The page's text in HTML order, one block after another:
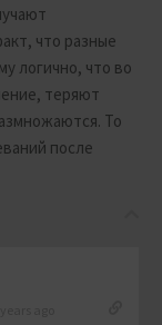
что разные
логично, что во
теряют
То
после